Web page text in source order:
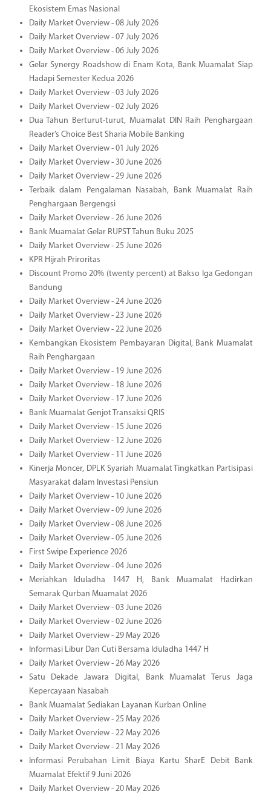
Ekosistem Emas Nasional
Daily Market Overview - 08 July 2026
Daily Market Overview - 07 July 2026
Daily Market Overview - 06 July 2026
Gelar Synergy Roadshow di Enam Kota, Bank Muamalat Siap
Hadapi Semester Kedua 2026
Daily Market Overview - 03 July 2026
Daily Market Overview - 02 July 2026
Dua Tahun Berturut-turut, Muamalat DIN Raih Penghargaan
Reader’s Choice Best Sharia Mobile Banking
Daily Market Overview - 01 July 2026
Daily Market Overview - 30 June 2026
Daily Market Overview - 29 June 2026
Terbaik dalam Pengalaman Nasabah, Bank Muamalat Raih
Penghargaan Bergengsi
Daily Market Overview - 26 June 2026
Bank Muamalat Gelar RUPST Tahun Buku 2025
Daily Market Overview - 25 June 2026
KPR Hijrah Priroritas
Discount Promo 20% (twenty percent) at Bakso Iga Gedongan
Bandung
Daily Market Overview - 24 June 2026
Daily Market Overview - 23 June 2026
Daily Market Overview - 22 June 2026
Kembangkan Ekosistem Pembayaran Digital, Bank Muamalat
Raih Penghargaan
Daily Market Overview - 19 June 2026
Daily Market Overview - 18 June 2026
Daily Market Overview - 17 June 2026
Bank Muamalat Genjot Transaksi QRIS
Daily Market Overview - 15 June 2026
Daily Market Overview - 12 June 2026
Daily Market Overview - 11 June 2026
Kinerja Moncer, DPLK Syariah Muamalat Tingkatkan Partisipasi
Masyarakat dalam Investasi Pensiun
Daily Market Overview - 10 June 2026
Daily Market Overview - 09 June 2026
Daily Market Overview - 08 June 2026
Daily Market Overview - 05 June 2026
First Swipe Experience 2026
Daily Market Overview - 04 June 2026
Meriahkan Iduladha 1447 H, Bank Muamalat Hadirkan
Semarak Qurban Muamalat 2026
Daily Market Overview - 03 June 2026
Daily Market Overview - 02 June 2026
Daily Market Overview - 29 May 2026
Informasi Libur Dan Cuti Bersama Iduladha 1447 H
Daily Market Overview - 26 May 2026
Satu Dekade Jawara Digital, Bank Muamalat Terus Jaga
Kepercayaan Nasabah
Bank Muamalat Sediakan Layanan Kurban Online
Daily Market Overview - 25 May 2026
Daily Market Overview - 22 May 2026
Daily Market Overview - 21 May 2026
Informasi Perubahan Limit Biaya Kartu SharE Debit Bank
Muamalat Efektif 9 Juni 2026
Daily Market Overview - 20 May 2026